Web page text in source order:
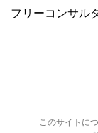
フリーコンサル
このサイトに